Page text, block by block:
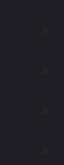
☆
☆
☆
☆